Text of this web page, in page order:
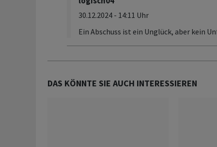
30.12.2024 - 14:11 Uhr
Ein Abschuss ist ein Unglück, aber kein
DAS KÖNNTE SIE AUCH INTERESSIEREN